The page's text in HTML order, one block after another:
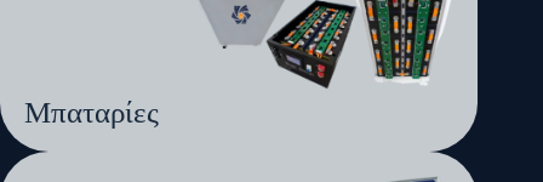
Μπαταρίες